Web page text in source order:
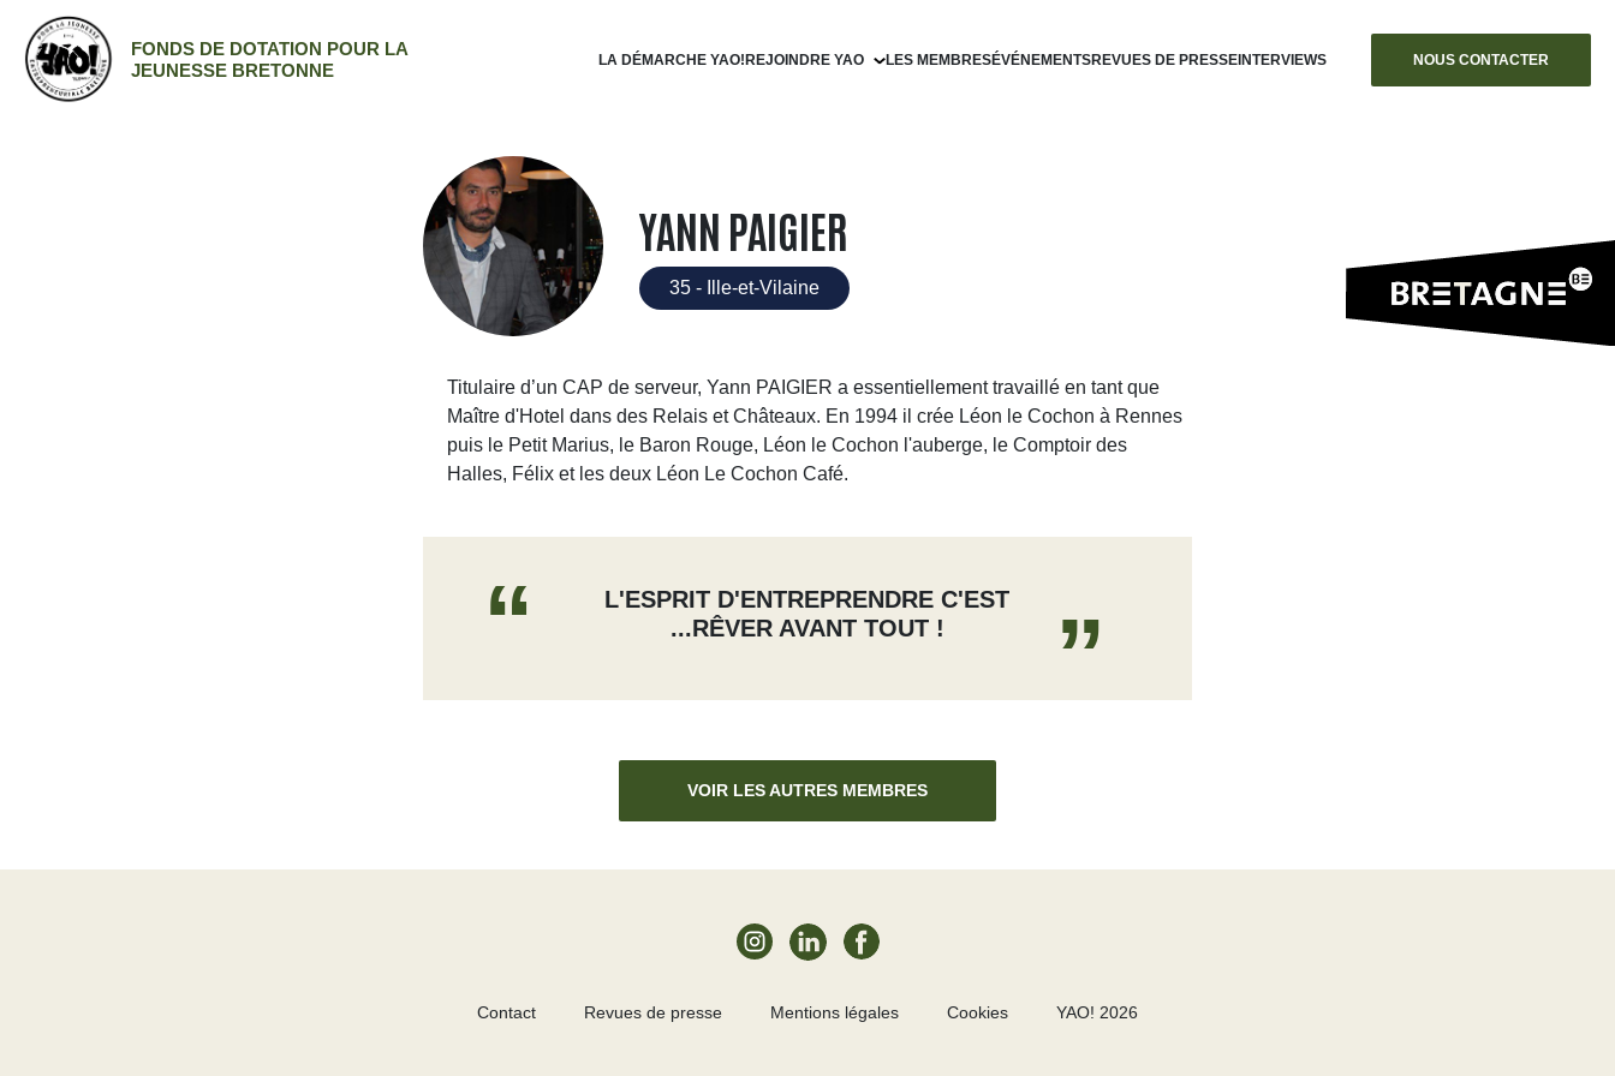
FONDS DE DOTATION POUR LA
JEUNESSE BRETONNE
LA DÉMARCHE YAO! REJOINDRE YAO LES MEMBRESÉVÉNEMENTSREVUES DE PRESSE INTERVIEWS NOUS CONTACTER
YANN PAIGIER
35 - Ille-et-Vilaine
Titulaire d’un CAP de serveur, Yann PAIGIER a essentiellement travaillé en tant que
Maître d'Hotel dans des Relais et Châteaux. En 1994 il crée Léon le Cochon à Rennes
puis le Petit Marius, le Baron Rouge, Léon le Cochon l'auberge, le Comptoir des
Halles, Félix et les deux Léon Le Cochon Café.
L'ESPRIT D'ENTREPRENDRE C'EST
...RÊVER AVANT TOUT !
VOIR LES AUTRES MEMBRES
Contact Revues de presse Mentions légales Cookies YAO! 2026